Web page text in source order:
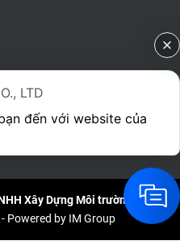
Xây Dựng Môi trường Đông
- Powered by IM Group
LTD
đến với website của